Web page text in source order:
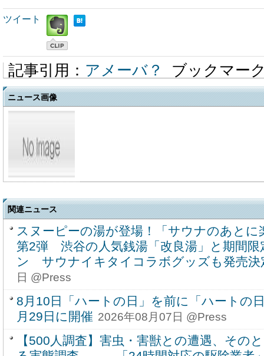
ツイート
記事引用： アメーバ？ ブックマー
ニュース画像
関連ニュース
スヌーピーの湯が登場！「サウナのあとに
第2弾 渋谷の人気銭湯「改良湯」と期間
ン サウナイキタイコラボグッズも発売決
日 @Press
8月10日「ハートの日」を前に「ハートの
月29日に開催 2026年08月07日 @Press
【500人調査】害虫・害獣との遭遇、その